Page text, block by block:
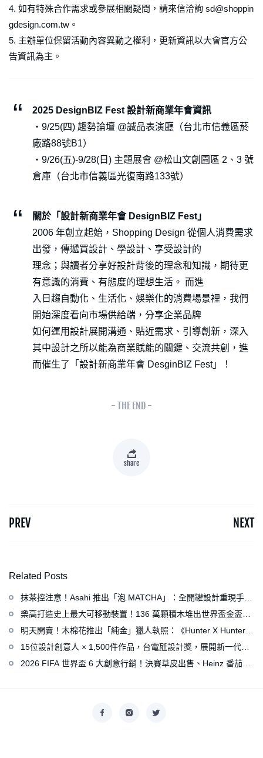
4. 如有特殊合作需求或參展相關疑問，請來信洽詢 sd@shoppin
gdesign.com.tw。
5. 主辦單位保留活動內容異動之權利，更新資訊以大會官方公
告資訊為主。
2025 DesignBIZ Fest 設計新商業年會資訊
・9/25(四) 趨勢論壇 @誠品表演廳（台北市信義區菸
廠路88號B1）
・9/26(五)-9/28(日) 主題展會 @松山文創園區 2、3 號
倉庫（台北市信義區光復南路133號）
關於「設計新商業年會 DesignBIZ Fest」
2006 年創立起始，Shopping Design 從個人消費需求
出發，傳遞買設計、學設計、享受設計的
理念；與讀者分享好設計背後的理念和知識，期待更
有意識的消費、有態度的理想生活。 而進
入日趨自動化、生活化、娛樂化的消費場景裡，我們
開始深度看向市場供給端，分享企業品牌
如何運用設計展開溝通、貼近需求、引導創新，深入
其中設計之所以能為商業賦能的關鍵、交流共創，進
而催生了「設計新商業年會 DesginBIZ Fest」！
- THE END -
share
PREV NEXT
Related Posts
抹茶控注意！Asahi 推出「泡 MATCHA」：全開罐設計重現手打
泡感，拿鐵、可爾必思等新品同步亮相
樂高打造史上最大可移動裝置！136 萬顆積木堆出世界盃金盃，
梅西、姆巴佩、C 羅化身樂高人偶
明天開賣！木棉花推出「純金」獵人執照：《Hunter X Hunter》
連載再開、集英社打造獵人專用情報網
15位設計創意人 × 1,500件作品，台電瓩設計獎，展開新一代設
計師與電力的創意對話
2026 FIFA 世界盃 6 大創意行銷！決賽草皮出售、Heinz 番茄醬